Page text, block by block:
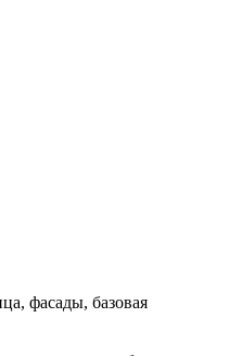
фасады, базовая